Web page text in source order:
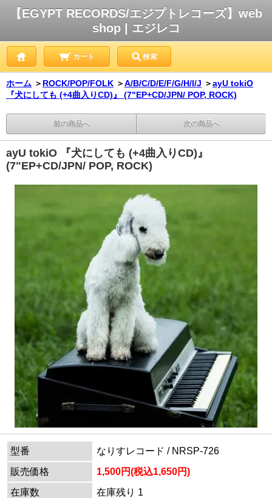
【EGYPT RECORDS/エジプトレコーズ】web
shop | エジレコ
カート 検索
ホーム ＞ ROCK/POP/FOLK ＞A/B/C/D/E/F/G/H/I/J ＞ayU tokiO
『犬にしても (+4曲入りCD)』 (7"EP+CD/JPN/ POP, ROCK)
前の商品へ 次の商品へ
ayU tokiO 『犬にしても (+4曲入りCD)』
(7"EP+CD/JPN/ POP, ROCK)
型番
なりすレコード / NRSP-726
販売価格
1,500円(税込1,650円)
在庫数
在庫残り 1